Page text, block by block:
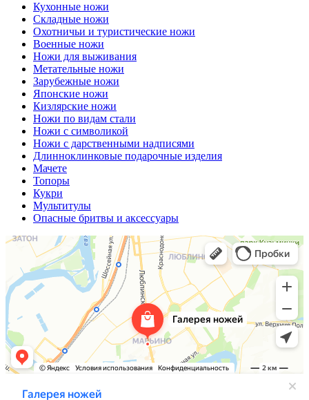
Кухонные ножи
Складные ножи
Охотничьи и туристические ножи
Военные ножи
Ножи для выживания
Метательные ножи
Зарубежные ножи
Японские ножи
Кизлярские ножи
Ножи по видам стали
Ножи с символикой
Ножи с дарственными надписями
Длинноклинковые подарочные изделия
Мачете
Топоры
Кукри
Мультитулы
Опасные бритвы и аксессуары